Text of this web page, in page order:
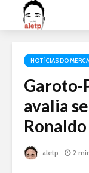
NOTÍCIAS DO
Garoto-
avalia
aletp 2